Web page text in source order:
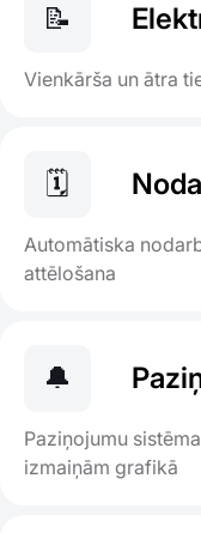
📝
Vienkārša un ātra
🗓️
Automātiska
attēlošana
🔔
Paziņojumu
izmaiņām grafikā